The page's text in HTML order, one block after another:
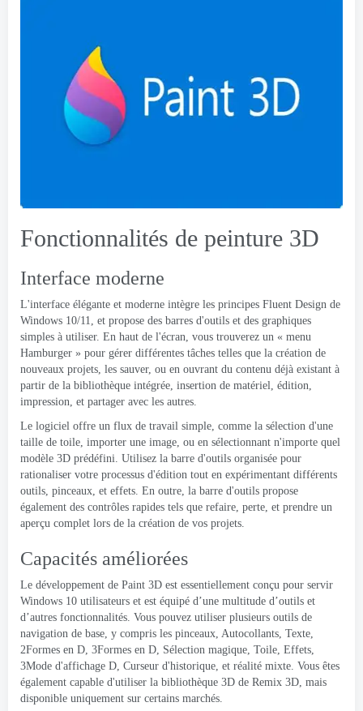
Fonctionnalités de peinture 3D
Interface moderne
L'interface élégante et moderne intègre les principes Fluent Design de
Windows 10/11, et propose des barres d'outils et des graphiques
simples à utiliser. En haut de l'écran, vous trouverez un « menu
Hamburger » pour gérer différentes tâches telles que la création de
nouveaux projets, les sauver, ou en ouvrant du contenu déjà existant à
partir de la bibliothèque intégrée, insertion de matériel, édition,
impression, et partager avec les autres.
Le logiciel offre un flux de travail simple, comme la sélection d'une
taille de toile, importer une image, ou en sélectionnant n'importe quel
modèle 3D prédéfini. Utilisez la barre d'outils organisée pour
rationaliser votre processus d'édition tout en expérimentant différents
outils, pinceaux, et effets. En outre, la barre d'outils propose
également des contrôles rapides tels que refaire, perte, et prendre un
aperçu complet lors de la création de vos projets.
Capacités améliorées
Le développement de Paint 3D est essentiellement conçu pour servir
Windows 10 utilisateurs et est équipé d’une multitude d’outils et
d’autres fonctionnalités. Vous pouvez utiliser plusieurs outils de
navigation de base, y compris les pinceaux, Autocollants, Texte,
2Formes en D, 3Formes en D, Sélection magique, Toile, Effets,
3Mode d'affichage D, Curseur d'historique, et réalité mixte. Vous êtes
également capable d'utiliser la bibliothèque 3D de Remix 3D, mais
disponible uniquement sur certains marchés.